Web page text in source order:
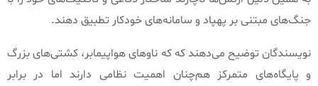
جنگ‌های مبتنی بر پهپاد و سامانه‌های خودکار تطبیق دهند.
نویسندگان توضیح می‌دهند که که ناوهای هواپیمابر، کشتی‌های بزرگ
و پایگاه‌های متمرکز هم‌چنان اهمیت نظامی دارند اما در برابر